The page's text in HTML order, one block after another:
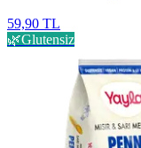
59,90 TL
🌿Glutensiz